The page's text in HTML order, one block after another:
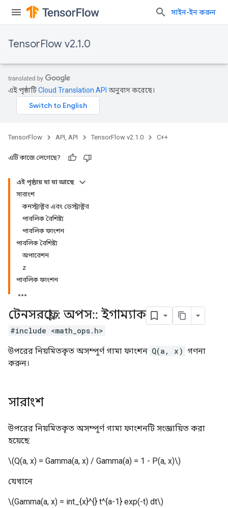
সাইন-ইন করুন
TensorFlow v2.1.0
এই পৃষ্ঠাটিCloud Translation API অনুবাদ করেছে।
TensorFlow API, API TensorFlow v2.1.0 C++
এটি কাজে লেগেছে?
এই পৃষ্ঠায় যা যা আছে
সারাংশ
কনস্ট্রাক্টর এবং ডেস্ট্রাক্টর
পাবলিক বৈশিষ্ট্য
পাবলিক ফাংশন
পাবলিক বৈশিষ্ট্য
অপারেশন
z
পাবলিক ফাংশন
টেনসরফ্লো:: অপস:: ইগাম্যাক
#include <math_ops.h>
উপরের নিয়মিতকৃত অসম্পূর্ণ গামা ফাংশন Q(a, x) গণনা
করুন।
সারাংশ
উপরের নিয়মিতকৃত অসম্পূর্ণ গামা ফাংশনটি সংজ্ঞায়িত করা
হয়েছে:
\(Q(a, x) = Gamma(a, x) / Gamma(a) = 1 - P(a, x)\)
যেখানে
\(Gamma(a, x) = int_{x}^{} t^{a-1} exp(-t) dt\)